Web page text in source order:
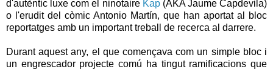
d'autèntic luxe com el ninotaire Kap(AKA Jaume Capdevila)
o l'erudit del còmic Antonio Martín, que han aportat al bloc
reportatges amb un important treball de recerca al darrere.
Durant aquest any, el que començava com un simple bloc i
un engrescador projecte comú ha tingut ramificacions que